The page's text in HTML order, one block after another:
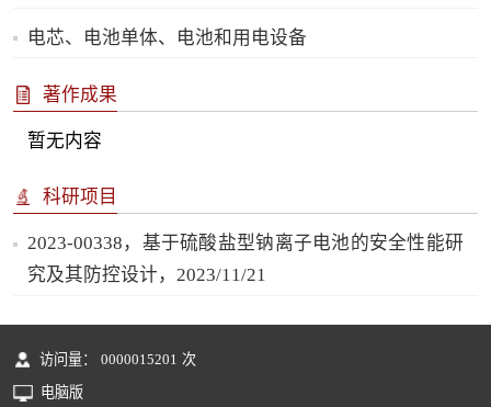
电芯、电池单体、电池和用电设备
著作成果
暂无内容
科研项目
2023-00338，基于硫酸盐型钠离子电池的安全性能研
究及其防控设计，2023/11/21
访问量： 0000015201 次
电脑版